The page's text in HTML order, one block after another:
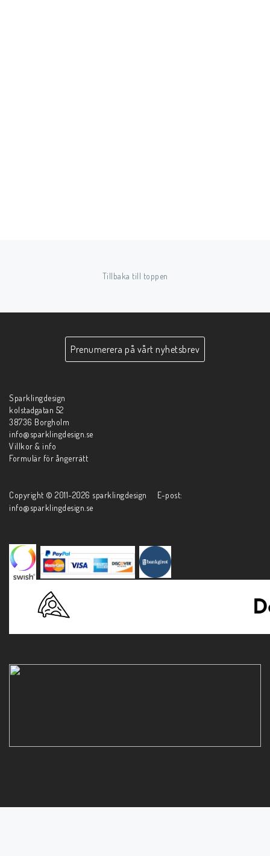
Tillbaka till toppen
Prenumerera på vårt nyhetsbrev
Sparklingdesign
kolstadgatan 52
38736 Borgholm
info@sparklingdesign.se
Villkor & info
Formulär för ångerrätt
Copyright © 2011-2026 sparklingdesign E-post:
info@sparklingdesign.se